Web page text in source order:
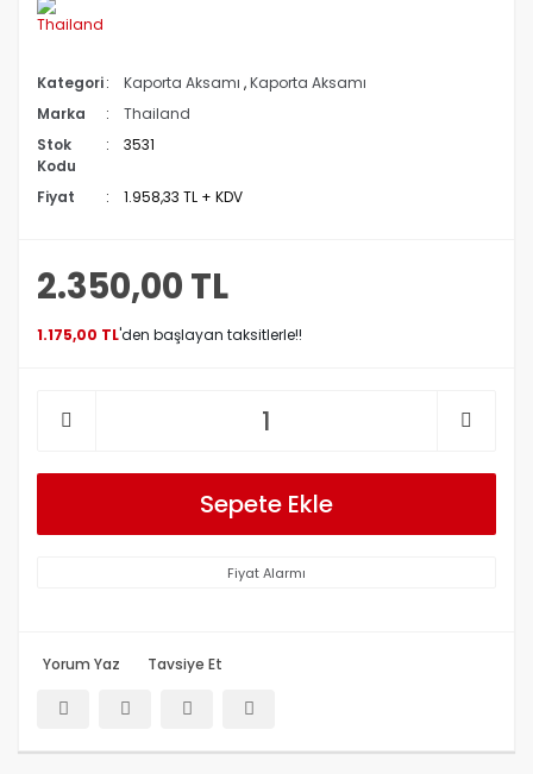
Kategori Kaporta Aksamı ,Kaporta Aksamı
Marka
Thailand
Stok
Kodu
3531
Fiyat 1.958,33 TL + KDV
2.350,00 TL
1.175,00 TL'den başlayan taksitlerle!!
Sepete Ekle
Fiyat Alarmı
Yorum Yaz Tavsiye Et